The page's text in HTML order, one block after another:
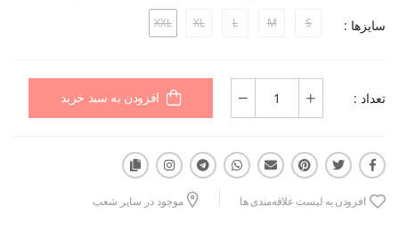
سایزها : S
M
L
XL
XXL
تعداد : افزودن به سبد خرید
افزودن به لیست علاقه‌مندی ها موجود در سایر شعب